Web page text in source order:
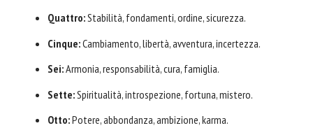
Quattro:Stabilità, fondamenti, ordine, sicurezza.
Cinque:Cambiamento, libertà, avventura, incertezza.
Sei:Armonia, responsabilità, cura, famiglia.
Sette:Spiritualità, introspezione, fortuna, mistero.
Otto:Potere, abbondanza, ambizione, karma.